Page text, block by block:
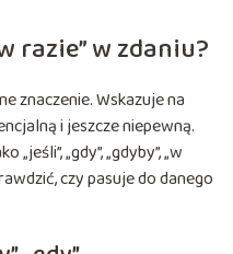
razie” w zdaniu?
znaczenie. Wskazuje na
i jeszcze niepewną.
„gdy”, „gdyby”, „w
czy pasuje do danego